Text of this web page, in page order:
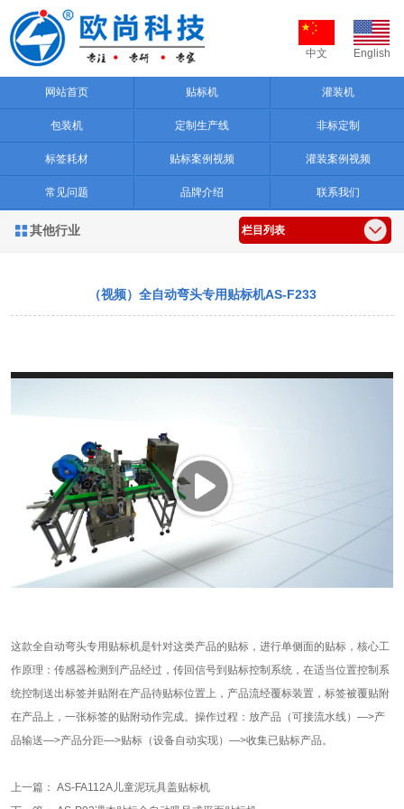
中文 English
网站首页 贴标机 灌装机
包装机 定制生产线 非标定制
标签耗材 贴标案例视频 灌装案例视频
常见问题 品牌介绍 联系我们
 其他行业 栏目列表
（视频）全自动弯头专用贴标机AS-F233
这款全自动弯头专用贴标机是针对这类产品的贴标，进行单侧面的贴标，核心工
作原理：传感器检测到产品经过，传回信号到贴标控制系统，在适当位置控制系
统控制送出标签并贴附在产品待贴标位置上，产品流经覆标装置，标签被覆贴附
在产品上，一张标签的贴附动作完成。操作过程：放产品（可接流水线）—>产
品输送—>产品分距—>贴标（设备自动实现）—>收集已贴标产品。
上一篇： AS-FA112A儿童泥玩具盖贴标机